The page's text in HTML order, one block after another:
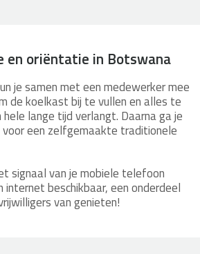
en oriëntatie in Botswana
je samen met een medewerker mee
de koelkast bij te vullen en alles te
lange tijd verlangt. Daarna ga je
een zelfgemaakte traditionele
signaal van je mobiele telefoon
internet beschikbaar, een onderdeel
van genieten!